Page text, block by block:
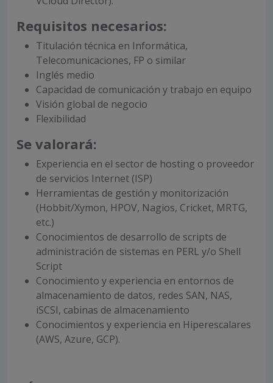
Requisitos necesarios:
Titulación técnica en Informática,
Telecomunicaciones, FP o similar
Inglés medio
Capacidad de comunicación y trabajo en equipo
Visión global de negocio
Flexibilidad
Se valorará:
Experiencia en el sector de hosting o proveedor
de servicios Internet (ISP)
Herramientas de gestión y monitorización
(Hobbit/Xymon, HPOV, Nagios, Cricket, MRTG,
etc.)
Conocimientos de desarrollo de scripts de
administración de sistemas en PERL y/o Shell
Script
Conocimiento y experiencia en entornos de
almacenamiento de datos, redes SAN, NAS,
iSCSI, cabinas de almacenamiento
Conocimientos y experiencia en Hiperescalares
(AWS, Azure, GCP).